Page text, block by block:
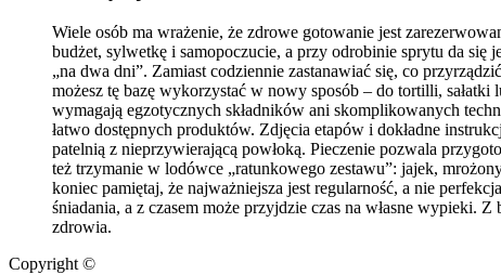
Wiele osób ma wrażenie, że zdrowe gotowanie jest
budżet, sylwetkę i samopoczucie, a przy odrobinie sprytu da
„na dwa dni”. Zamiast codziennie zastanawiać się, co
możesz tę bazę wykorzystać w nowy sposób – do tortilli,
wymagają egzotycznych składników ani skomplikowanych
łatwo dostępnych produktów. Zdjęcia etapów i dokładne
patelnią z nieprzywierającą powłoką. Pieczenie pozwala
też trzymanie w lodówce „ratunkowego zestawu”: jajek,
koniec pamiętaj, że najważniejsza jest regularność, a nie
śniadania, a z czasem może przyjdzie czas na własne wypieki.
zdrowia.
Copyright ©